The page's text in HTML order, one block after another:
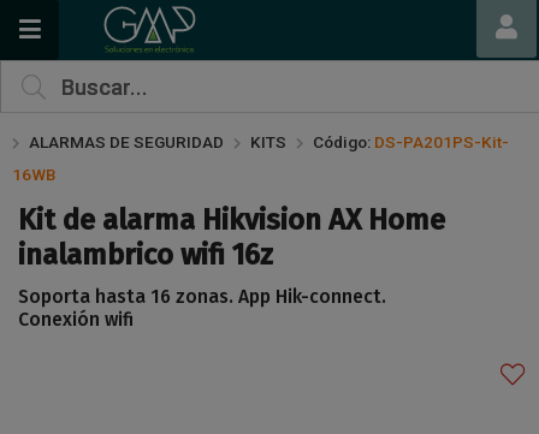
Compartir por email
ALARMAS DE SEGURIDAD KITS Código: DS-PA201PS-Kit-
16WB
Kit de alarma Hikvision AX Home
inalambrico wifi 16z
Soporta hasta 16 zonas. App Hik-connect.
Conexión wifi